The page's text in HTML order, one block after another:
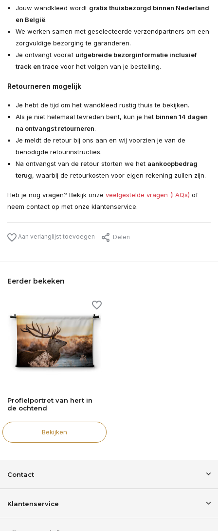
Jouw wandkleed wordt gratis thuisbezorgd binnen Nederland
en België.
We werken samen met geselecteerde verzendpartners om een
zorgvuldige bezorging te garanderen.
Je ontvangt vooraf uitgebreide bezorginformatie inclusief
track en tracevoor het volgen van je bestelling.
Retourneren mogelijk
Je hebt de tijd om het wandkleed rustig thuis te bekijken.
Als je niet helemaal tevreden bent, kun je het binnen 14 dagen
na ontvangst retourneren.
Je meldt de retour bij ons aan en wij voorzien je van de
benodigde retourinstructies.
Na ontvangst van de retour storten we het aankoopbedrag
terug, waarbij de retourkosten voor eigen rekening zullen zijn.
Heb je nog vragen? Bekijk onze veelgestelde vragen (FAQs) of
neem contact op met onze klantenservice.
Aan verlanglijst toevoegen Delen
Eerder bekeken
Profielportret van hert in
de ochtend
Bekijken
Contact
Klantenservice